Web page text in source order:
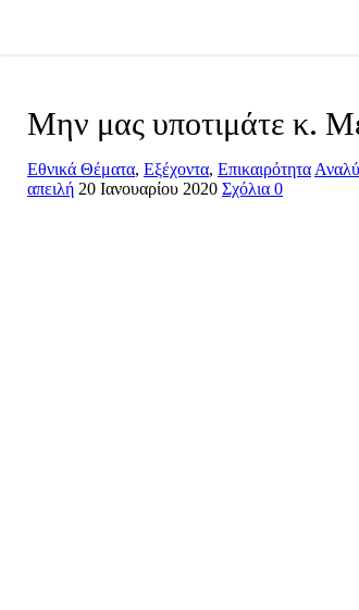
Μην μας υποτιμάτε κ.
Εθνικά Θέματα, Εξέχοντα, Επικαιρότητα
απειλή 20 Ιανουαρίου 2020 Σχόλια 0